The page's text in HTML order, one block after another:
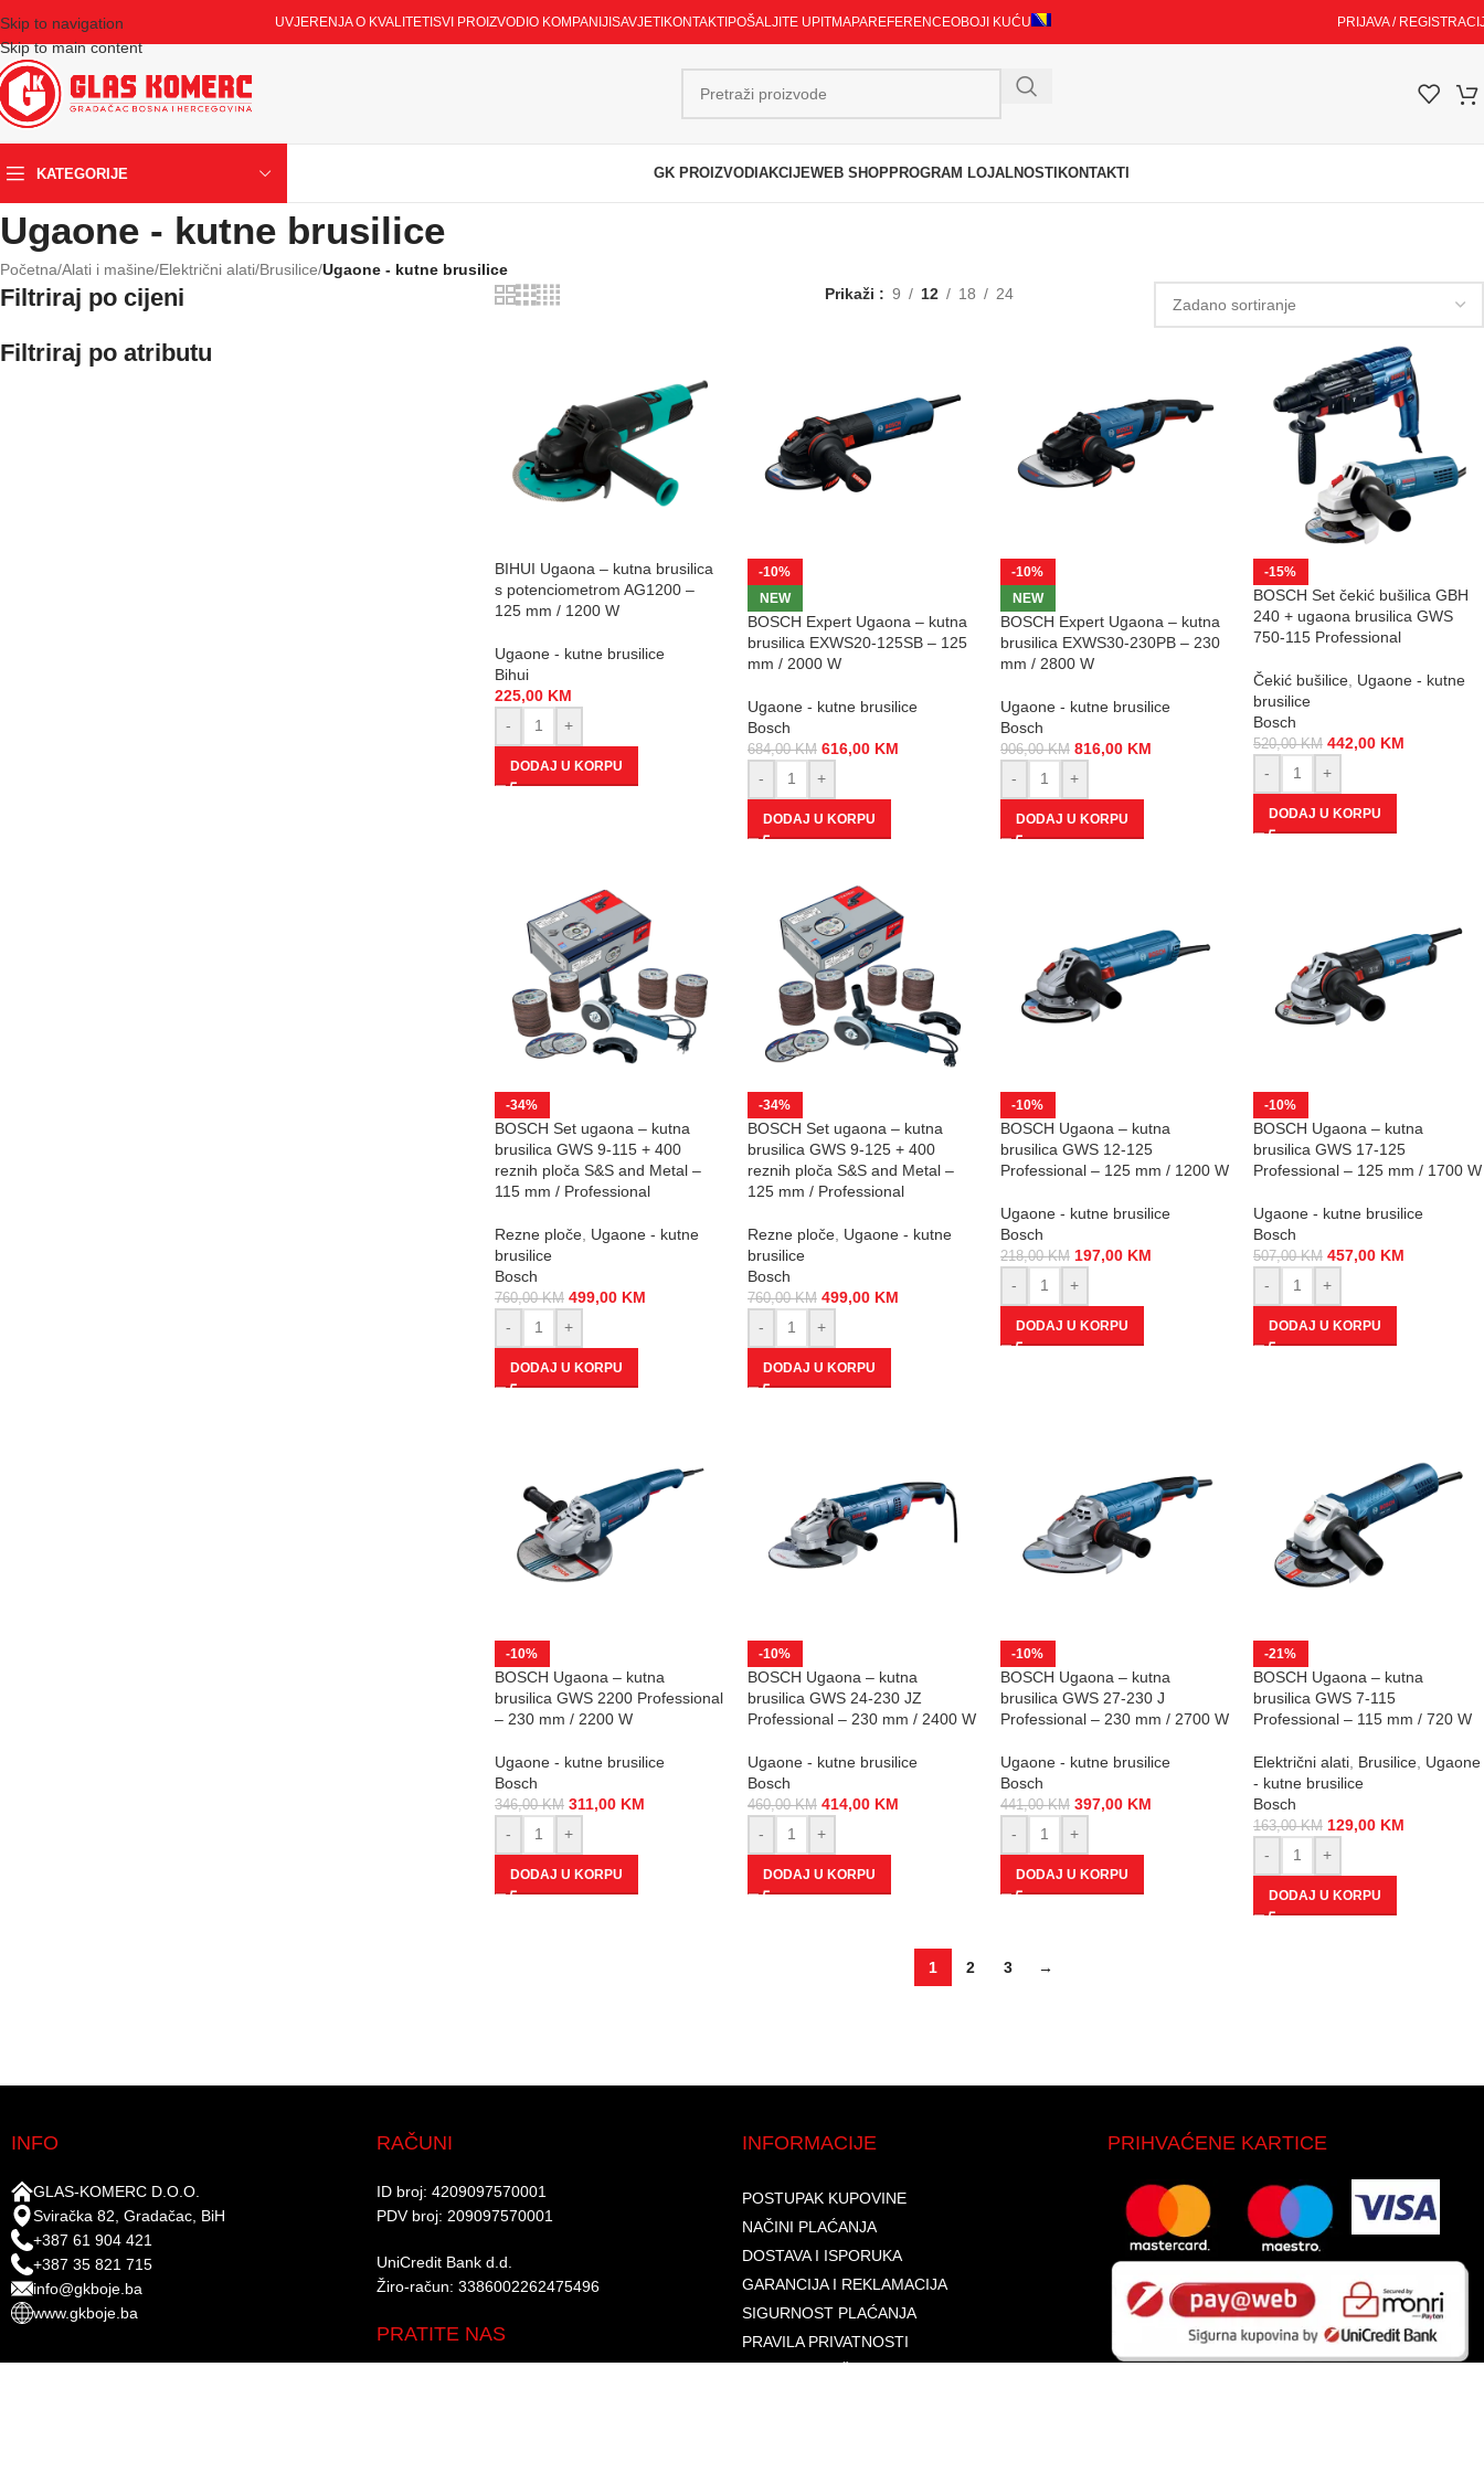
Skip to navigation
Skip to main content
UVJERENJA O KVALITETI SVI PROIZVODI O KOMPANIJI SAVJETI KONTAKTI POŠALJITE UPITMAPAREFERENCEOBOJI KUĆU PRIJAVA /
KATEGORIJE GK PROIZVODI AKCIJEWEB SHOPPROGRAM LOJALNOSTI KONTAKTI
Ugaone - kutne brusilice
Početna/Alati i mašine/Električni alati/Brusilice/Ugaone - kutne brusilice
Filtriraj po cijeni
Filtriraj po atributu
Prikaži 9 12 18 24
BIHUI Ugaona – kutna brusilica
s potenciometrom AG1200 –
125 mm / 1200 W
Ugaone - kutne brusilice
Bihui
225,00 KM
-
+
DODAJ U KORPU
-10%
NEW
BOSCH Expert Ugaona – kutna
brusilica EXWS20-125SB – 125
mm / 2000 W
Ugaone - kutne brusilice
Bosch
684,00KM 616,00 KM
-
+
DODAJ U KORPU
-10%
NEW
BOSCH Expert Ugaona – kutna
brusilica EXWS30-230PB – 230
mm / 2800 W
Ugaone - kutne brusilice
Bosch
906,00KM 816,00 KM
-
+
DODAJ U KORPU
-15%
BOSCH Set čekić bušilica GBH
240 + ugaona brusilica GWS
750-115 Professional
Čekić bušilice, Ugaone - kutne
brusilice
Bosch
520,00KM 442,00 KM
-
+
DODAJ U KORPU
-34%
BOSCH Set ugaona – kutna
brusilica GWS 9-115 + 400
reznih ploča S&S and Metal –
115 mm / Professional
Rezne ploče, Ugaone - kutne
brusilice
Bosch
760,00KM 499,00 KM
-
+
DODAJ U KORPU
-34%
BOSCH Set ugaona – kutna
brusilica GWS 9-125 + 400
reznih ploča S&S and Metal –
125 mm / Professional
Rezne ploče, Ugaone - kutne
brusilice
Bosch
760,00KM 499,00 KM
-
+
DODAJ U KORPU
-10%
BOSCH Ugaona – kutna
brusilica GWS 12-125
Professional – 125 mm / 1200 W
Ugaone - kutne brusilice
Bosch
218,00KM 197,00 KM
-
+
DODAJ U KORPU
-10%
BOSCH Ugaona – kutna
brusilica GWS 17-125
Professional – 125 mm / 1700 W
Ugaone - kutne brusilice
Bosch
507,00KM 457,00 KM
-
+
DODAJ U KORPU
-10%
BOSCH Ugaona – kutna
brusilica GWS 2200 Professional
– 230 mm / 2200 W
Ugaone - kutne brusilice
Bosch
346,00KM 311,00 KM
-
+
DODAJ U KORPU
-10%
BOSCH Ugaona – kutna
brusilica GWS 24-230 JZ
Professional – 230 mm / 2400 W
Ugaone - kutne brusilice
Bosch
460,00KM 414,00 KM
-
+
DODAJ U KORPU
-10%
BOSCH Ugaona – kutna
brusilica GWS 27-230 J
Professional – 230 mm / 2700 W
Ugaone - kutne brusilice
Bosch
441,00KM 397,00 KM
-
+
DODAJ U KORPU
-21%
BOSCH Ugaona – kutna
brusilica GWS 7-115
Professional – 115 mm / 720 W
Električni alati, Brusilice, Ugaone
- kutne brusilice
Bosch
163,00KM 129,00 KM
-
+
DODAJ U KORPU
1 2 3 →
INFO
GLAS-KOMERC D.O.O.
Sviračka 82, Gradačac, BiH
+387 61 904 421
+387 35 821 715
info@gkboje.ba
www.gkboje.ba
RAČUNI
ID broj: 4209097570001​
PDV broj: 209097570001 ​
UniCredit Bank d.d.​
Žiro-račun: 3386002262475496​​
PRATITE NAS
INFORMACIJE
POSTUPAK KUPOVINE
NAČINI PLAĆANJA
DOSTAVA I ISPORUKA
GARANCIJA I REKLAMACIJA
SIGURNOST PLAĆANJA
PRAVILA PRIVATNOSTI
PRIHVAĆENE KARTICE